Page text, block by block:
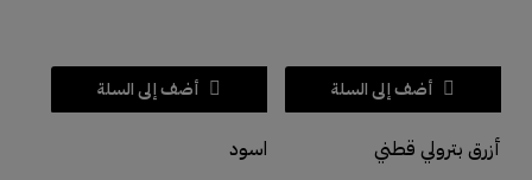
أضف إلى السلة
أزرق بترولي قطني
أضف إلى السلة
اسود